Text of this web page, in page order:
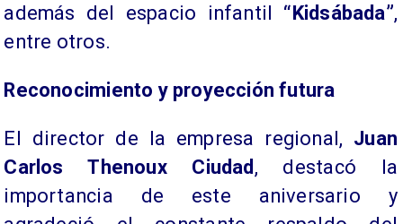
además del espacio infantil “Kidsábada”,
entre otros.
Reconocimiento y proyección futura
El director de la empresa regional, Juan
Carlos Thenoux Ciudad , destacó la
importancia de este aniversario y